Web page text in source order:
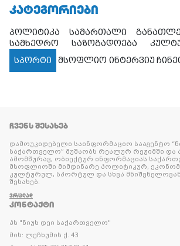
ᲙᲐᲢᲔᲒᲝᲠᲘᲔᲑᲘ
პოლიტიკა სამართალი
სამხედრო
საზოგადოება
სპორტი
მსოფლიო ინტერვიუ
ᲩᲕᲔᲜᲡ ᲨᲔᲡᲐᲮᲔᲑ
დამოუკიდებელი საინფორმაციო სააგენტო
საქართველო” მუშაობს რეალურ რეჟიმში და
ამომწურავ, ობიექტურ ინფორმაციას
მსოფლიოში მიმდინარე პოლიტიკურ,
კულტურულ, სპორტულ და სხვა
შესახებ.
ᲕᲠᲪᲚᲐᲓ
ᲙᲝᲜᲢᲐᲥᲢᲘ
პს "ნიუს დეი საქართველო"
მის: ლეჩხუმის ქ. 43